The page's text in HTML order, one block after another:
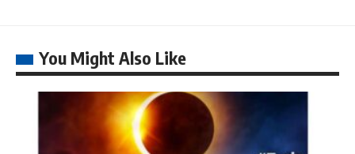
You Might Also Like